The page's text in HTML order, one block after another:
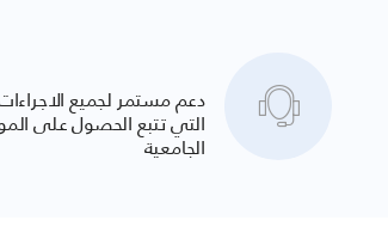
دعم مستمر لجميع الاجراءات
التي تتبع الحصول على
الجامعية